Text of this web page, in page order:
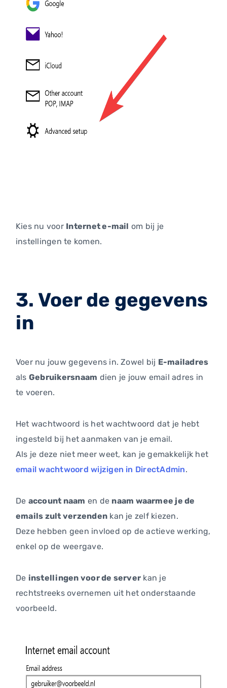
Kies nu voor Internet e-mail om bij je
instellingen te komen.
3. Voer de gegevens
in
Voer nu jouw gegevens in. Zowel bij E-mailadres
als Gebruikersnaam dien je jouw email adres in
te voeren.
Het wachtwoord is het wachtwoord dat je hebt
ingesteld bij het aanmaken van je email.
Als je deze niet meer weet, kan je gemakkelijk het
email wachtwoord wijzigen in DirectAdmin.
De account naam en de naam waarmee je de
emails zult verzenden kan je zelf kiezen.
Deze hebben geen invloed op de actieve werking,
enkel op de weergave.
De instellingen voor de server kan je
rechtstreeks overnemen uit het onderstaande
voorbeeld.